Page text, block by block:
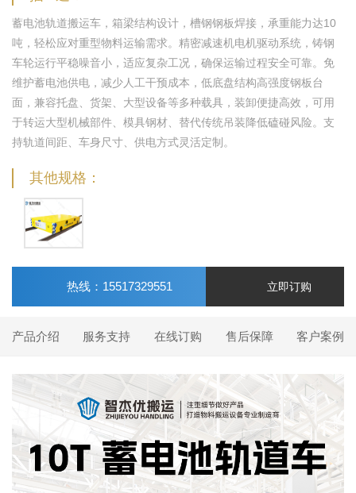
蓄电池轨道搬运车，箱梁结构设计，槽钢钢板焊接，承重能力达10
吨，轻松应对重型物料运输需求。精密减速机电机驱动系统，铸钢
车轮运行平稳噪音小，适应复杂工况，确保运输过程安全可靠。免
维护蓄电池供电，减少人工干预成本，低底盘结构高强度钢板台
面，兼容托盘、货架、大型设备等多种载具，装卸便捷高效，可用
于转运大型机械部件、模具钢材、替代传统吊装降低磕碰风险。支
持轨道间距、车身尺寸、供电方式灵活定制。
其他规格：
热线：15517329551 立即订购
产品介绍 服务支持 在线订购 售后保障 客户案例